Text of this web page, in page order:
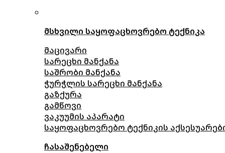
მსხვილი საყოფაცხოვრებო ტექნიკა
მაცივარი
სარეცხი მანქანა
საშრობი მანქანა
ჭურჭლის სარეცხი მანქანა
გაზქურა
გამწოვი
ვაკუუმის აპარატი
საყოფაცხოვრებო ტექნიკის
ჩასაშენებელი